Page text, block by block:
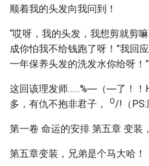
顺着我的头发向我问到！
“哎呀，我的头发，我想剪就剪
成你怕我不给钱跑了呀！”我回
一年保养头发的洗发水你给呀！”
这回该理发师……%― （―了！！
多，有仇不抱非君子，
O/!（PS:
第一卷 命运的安排 第五章 变装
第五章变装，兄弟是个马大哈！